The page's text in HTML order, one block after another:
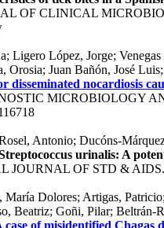
OF CLINICAL
Ligero López, Jorge;
Orosia; Juan Bañón, José
disseminated nocardiosis
MICROBIOLOGY
Antonio; Ducóns-
urinalis: A
JOURNAL OF STD &
María Dolores; Artigas,
Beatriz; Goñi, Pilar; Beltrán-
of misidentified Chagas